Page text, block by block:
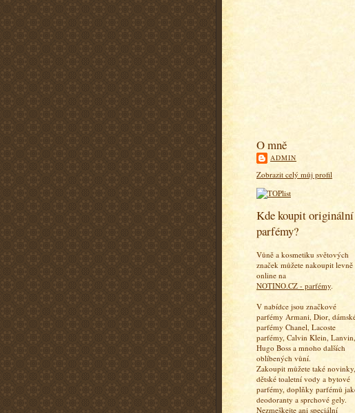
O mně
ADMIN
Zobrazit celý můj profil
Kde koupit originální
parfémy?
Vůně a kosmetiku světových
značek můžete nakoupit levně
online na
NOTINO.CZ - parfémy.
V nabídce jsou značkové
parfémy Armani, Dior,
parfémy Chanel, Lacoste
parfémy, Calvin Klein, Lanvin,
Hugo Boss a mnoho dalších
oblíbených vůní.
Zakoupit můžete také novinky,
dětské toaletní vody a bytové
parfémy, doplňky parfémů
deodoranty a sprchové gely.
Nezmeškejte ani speciální